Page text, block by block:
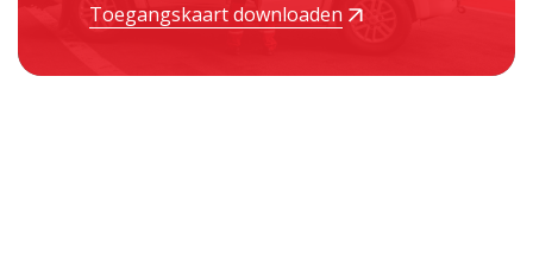
Toegangskaart downloaden